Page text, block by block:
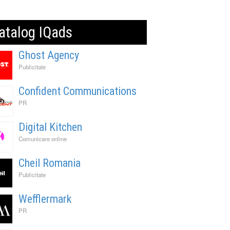
IQads
Ghost Agency
Publicitate
Confident Communications
PR
Digital Kitchen
Comunicare online
Cheil Romania
Publicitate
Wefflermark
PR